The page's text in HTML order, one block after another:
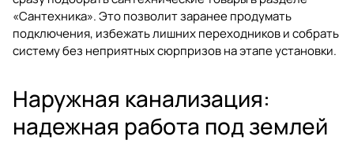
«Сантехника». Это позволит заранее продумать
подключения, избежать лишних переходников и собрать
систему без неприятных сюрпризов на этапе установки.
Наружная канализация:
надежная работа под землей